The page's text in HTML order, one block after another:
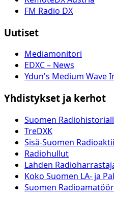
FM Radio DX
Uutiset
Mediamonitori
EDXC – News
Ydun's Medium Wave
Yhdistykset ja kerhot
Suomen
TreDXK
Sisä-Suomen
Radiohullut
Lahden
Koko Suomen LA- ja
Suomen